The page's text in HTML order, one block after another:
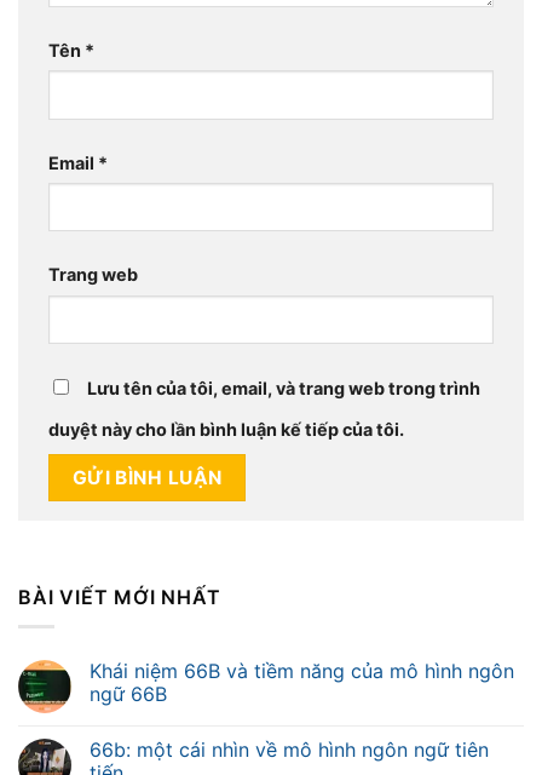
Tên *
Email *
Trang web
Lưu tên của tôi, email, và trang web trong trình
duyệt này cho lần bình luận kế tiếp của tôi.
BÀI VIẾT MỚI NHẤT
Khái niệm 66B và tiềm năng của mô hình ngôn
ngữ 66B
66b: một cái nhìn về mô hình ngôn ngữ tiên